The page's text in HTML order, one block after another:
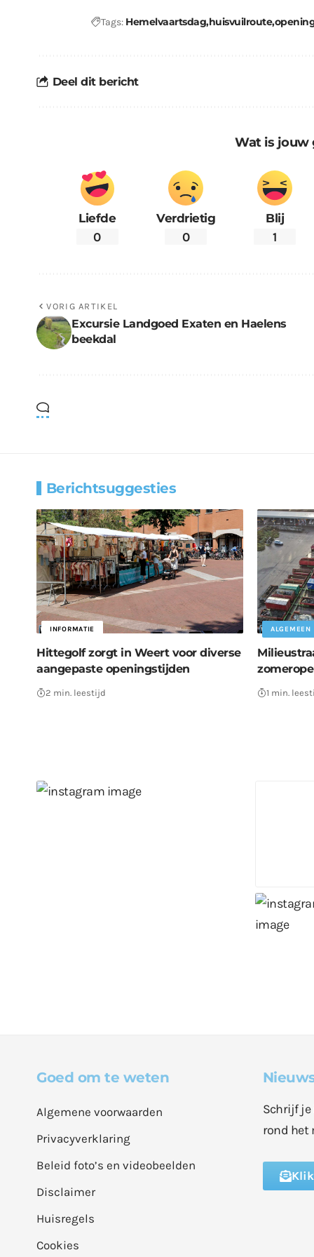
Tags: Hemelvaartsdaghuisvuilroute
Deel dit bericht
Wat is jouw
Liefde
0
Verdrietig
0
Blij
1
VORIG ARTIKEL
Excursie Landgoed Exaten en Haelens
beekdal
Berichtsuggesties
INFORMATIE
Hittegolf zorgt in Weert voor diverse
aangepaste openingstijden
2 min. leestijd
ALGEMEEN
1 min.
Goed om te weten
Algemene voorwaarden
Privacyverklaring
Beleid foto’s en videobeelden
Disclaimer
Huisregels
Cookies
Schrijf je
rond het